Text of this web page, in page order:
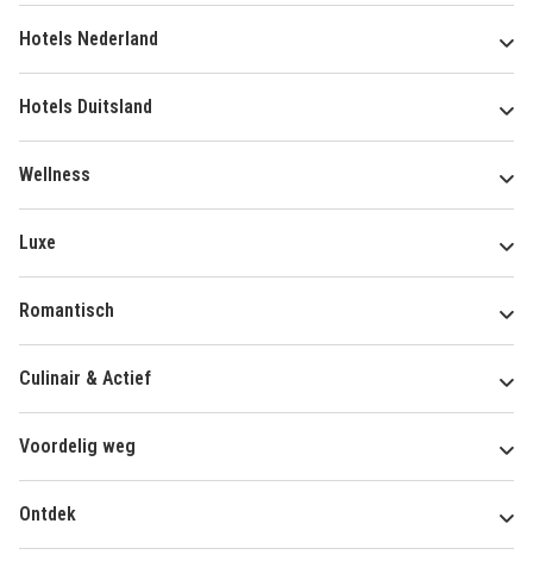
Hotels Nederland
Hotels Duitsland
Wellness
Luxe
Romantisch
Culinair & Actief
Voordelig weg
Ontdek